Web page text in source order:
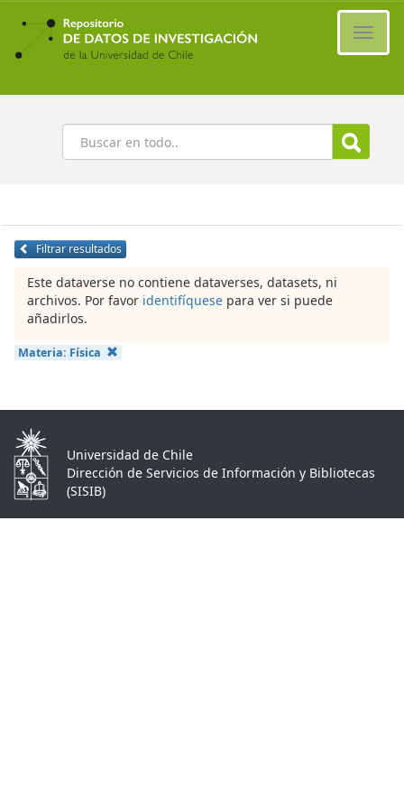
Ir
contenido
principal
Buscar
Filtrar resultados
Este dataverse no contiene dataverses, datasets, ni
archivos. Por favor identifíquese para ver si puede
añadirlos.
Materia: Física
Universidad de Chile
Dirección de Servicios de Información y Bibliotecas
(SISIB)